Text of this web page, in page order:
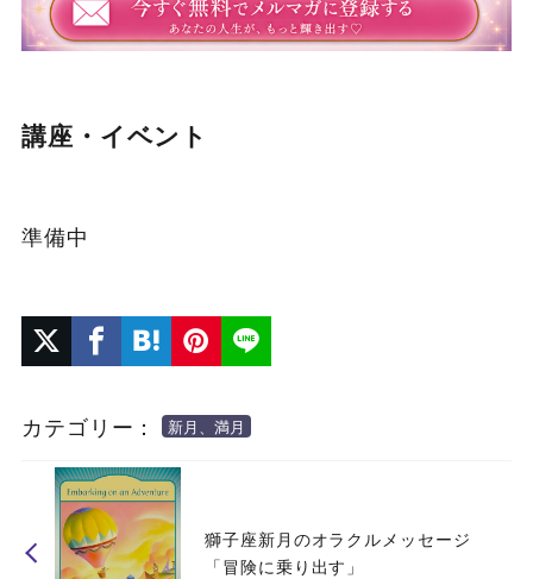
講座・イベント
準備中
カテゴリー： 新月、満月
獅子座新月のオラクルメッセージ
「冒険に乗り出す」